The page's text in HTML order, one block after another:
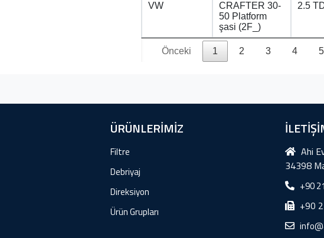
VW
CRAFTER 30-
50 Platform
şasi (2F_)
2.5
Önceki 1 2 3 4 5
ÜRÜNLERİMİZ
Filtre
Debriyaj
Direksiyon
Ürün Grupları
Ahi
34398
+90
+90